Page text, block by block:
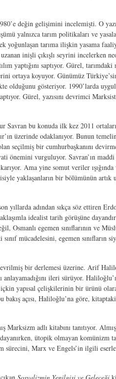
değin gelişimini incelemişti. O
yalnızca tarım politikaları ve
yoğunlaşan tarıma ilişkin yasama
inişli çıkışlı seyrini incelerken
yaptığını saptıyor. Gürel,
ortaya koyuyor. Günümüz
olduğunu gösteriyor. 1990’larda
Gürel, yazısını devrimci
bu konuda ilk kez 2011
üzerinde odaklanıyor. Bunun
seçilmiş bir cumhurbaşkanını
önemini vurguluyor. Savran’ın
Ama yine somut veriler
yaklaşanların bir bölümünün
adından sıkça söz ettiren
idealist tarih görüşüne
Osmanlı egemen sınıflarının ve
mücadelesini, egemen sınıfların
bir derlemesi üzerine. Arif
ileri sürüyor.
yapısal çelişkilerinin bir ürünü
açısı, Haliloğlu’na göre,
adlı kitabını tanıtıyor.
ütopik olmayan komünizm
Marx ve Engels’in ilgili